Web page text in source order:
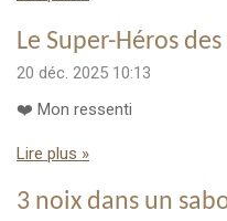
Le Super-Héros
20 déc. 2025 10:13
❤️ Mon ressenti
Lire plus »
3 noix dans un